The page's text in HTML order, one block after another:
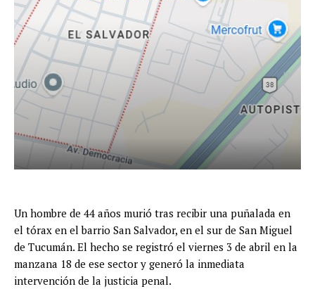
Un hombre de 44 años murió tras recibir una puñalada en
el tórax en el barrio San Salvador, en el sur de San Miguel
de Tucumán. El hecho se registró el viernes 3 de abril en la
manzana 18 de ese sector y generó la inmediata
intervención de la justicia penal.